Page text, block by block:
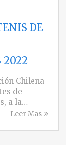
DE
2022
Chilena
de
a la…
Leer Mas